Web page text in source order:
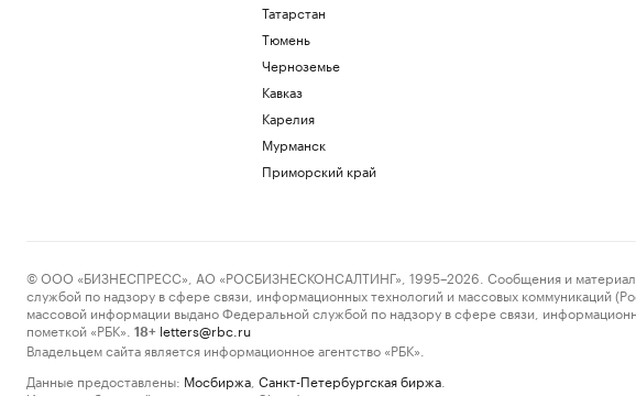
Татарстан
Тюмень
Черноземье
Кавказ
Карелия
Мурманск
Приморский край
© ООО «БИЗНЕСПРЕСС», АО «РОСБИЗНЕСКОНСАЛТИНГ», 1995–2026. Сообщения и материалы
службой по надзору в сфере связи, информационных технологий и массовых коммуникаций
массовой информации выдано Федеральной службой по надзору в сфере связи,
пометкой «РБК».
18+ letters@rbc.ru
Владельцем сайта является информационное агентство «РБК».
Данные предоставлены: Мосбиржа Санкт-Петербургская биржа